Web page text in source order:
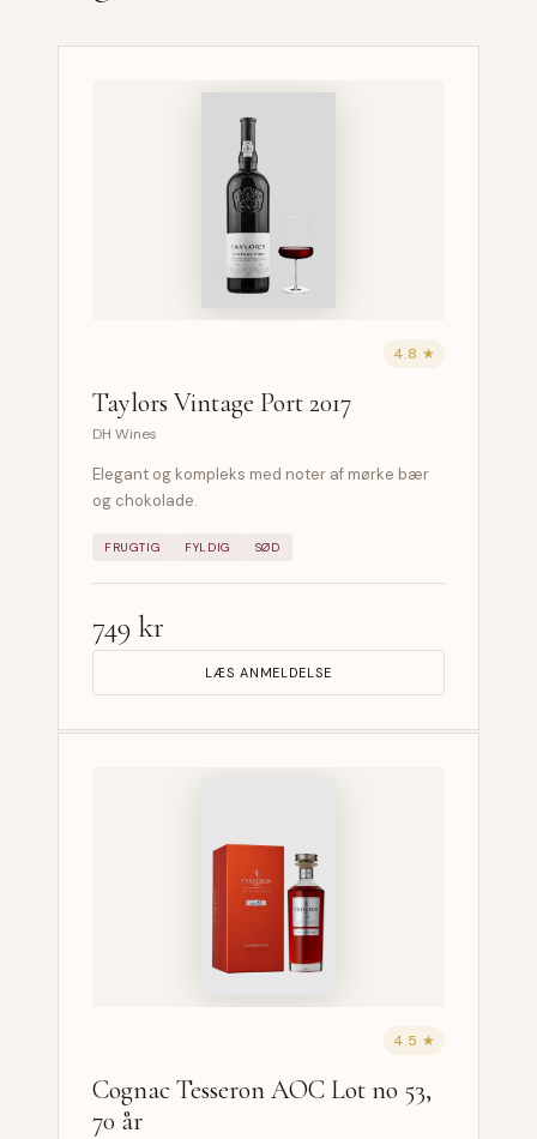
4.8 ★
Taylors Vintage Port 2017
DH Wines
Elegant og kompleks med noter af mørke bær
og chokolade.
FRUGTIG FYLDIG SØD
749 kr
LÆS ANMELDELSE
4.5 ★
Cognac Tesseron AOC Lot no 53,
70 år